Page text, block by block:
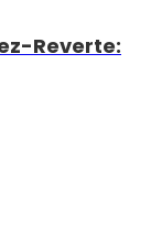
Reverte: